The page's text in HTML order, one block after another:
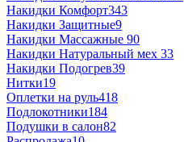
Накидки Комфорт343
Накидки Защитные9
Накидки Массажные 90
Накидки Натуральный мех 33
Накидки Подогрев39
Нитки19
Оплетки на руль418
Подлокотники184
Подушки в салон82